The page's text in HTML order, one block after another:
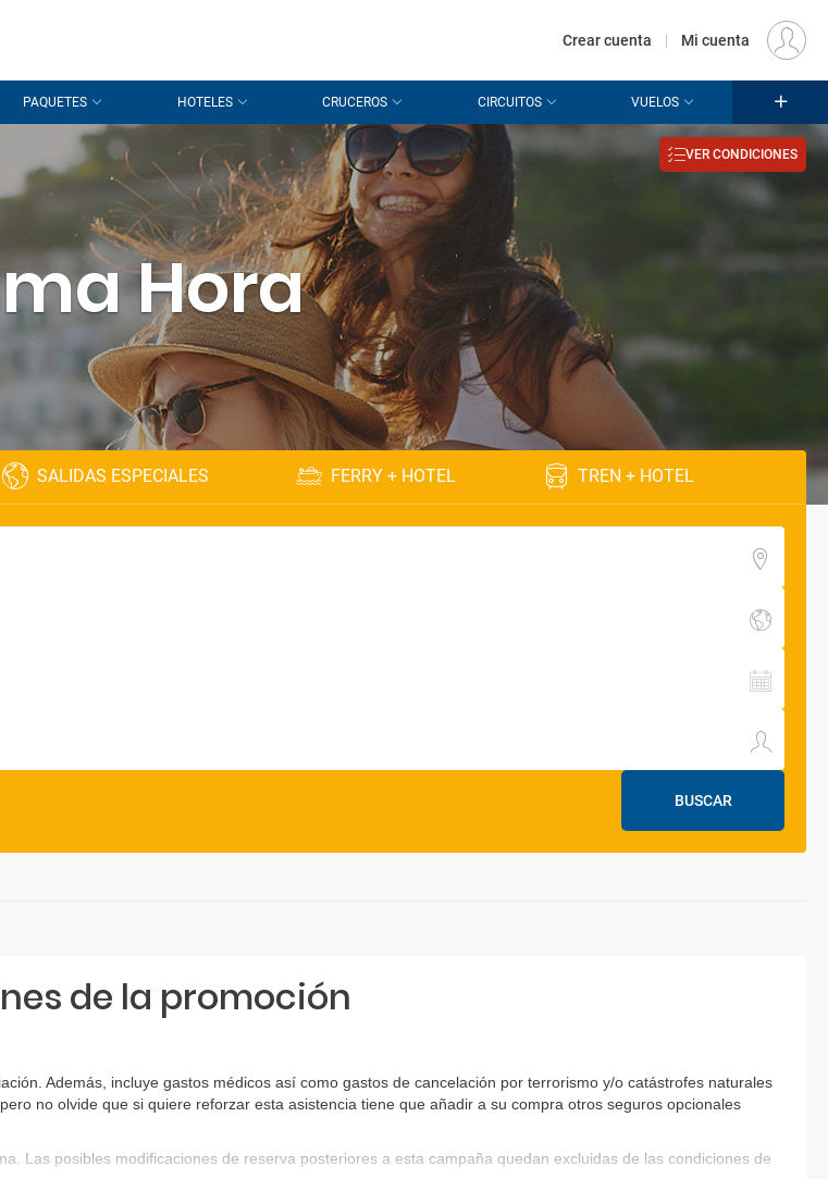
EUR
Crear cuenta | Mi cuenta
PAQUETES HOTELES CRUCEROS CIRCUITOS VUELOS
Hora
VER CONDICIONES
SALIDAS ESPECIALES FERRY + HOTEL TREN + HOTEL
BUSCAR
de la promoción
Además, incluye gastos médicos así como gastos de cancelación por terrorismo y/o catástrofes naturales
no olvide que si quiere reforzar esta asistencia tiene que añadir a su compra otros seguros opcionales
Las posibles modificaciones de reserva posteriores a esta campaña quedan excluidas de las condiciones de